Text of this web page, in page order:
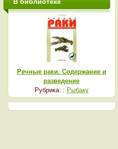
Речные раки. Содержание и
разведение
Рубрика: : Рыбаку